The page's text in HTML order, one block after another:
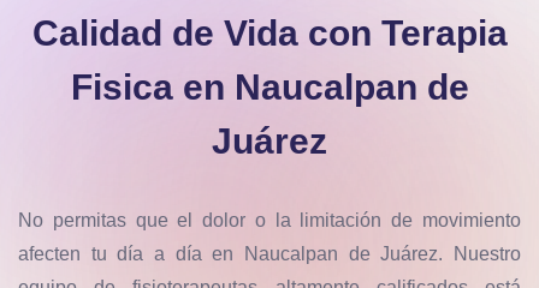
Calidad de Vida con Terapia
Fisica en Naucalpan de
Juárez
No permitas que el dolor o la limitación de movimiento
afecten tu día a día en Naucalpan de Juárez. Nuestro